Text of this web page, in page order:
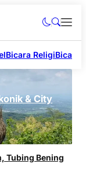
Bicara ReligiBicara
& City
Tubing Bening